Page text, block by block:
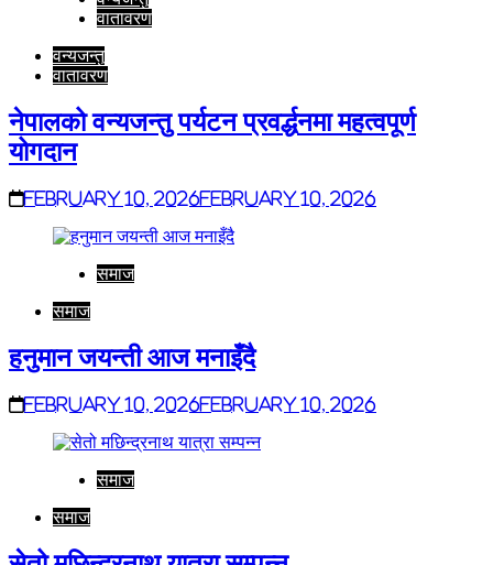
वातावरण
वन्यजन्तु
वातावरण
नेपालको वन्यजन्तु पर्यटन प्रवर्द्धनमा महत्वपूर्ण
योगदान
February 10, 2026February 10, 2026
समाज
समाज
हनुमान जयन्ती आज मनाइँदै
February 10, 2026February 10, 2026
समाज
समाज